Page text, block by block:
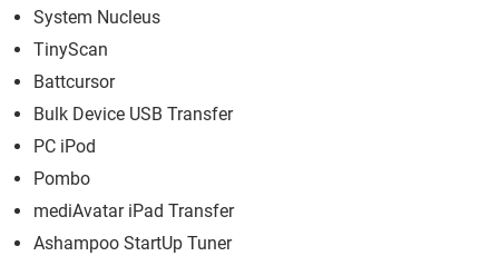
System Nucleus
TinyScan
Battcursor
Bulk Device USB Transfer
PC iPod
Pombo
mediAvatar iPad Transfer
Ashampoo StartUp Tuner